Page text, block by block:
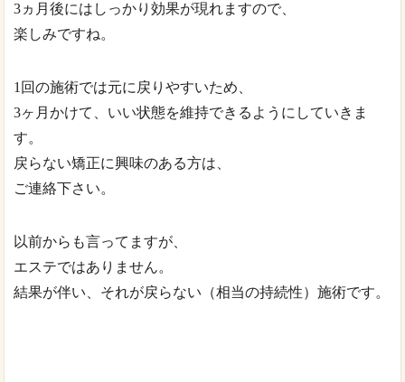
3ヵ月後にはしっかり効果が現れますので、
楽しみですね。
1回の施術では元に戻りやすいため、
3ヶ月かけて、いい状態を維持できるようにしていきま
す。
戻らない矯正に興味のある方は、
ご連絡下さい。
以前からも言ってますが、
エステではありません。
結果が伴い、それが戻らない（相当の持続性）施術です。